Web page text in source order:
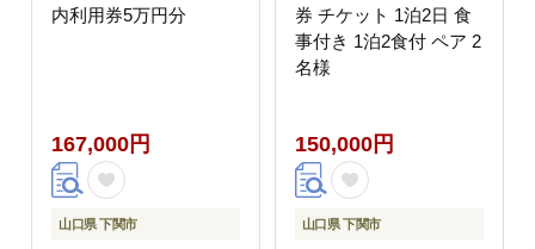
内利用券5万円分
167,000円
山口県 下関市
券 チケット 1泊2日 食
事付き 1泊2食付 ペア 2
名様
150,000円
山口県 下関市